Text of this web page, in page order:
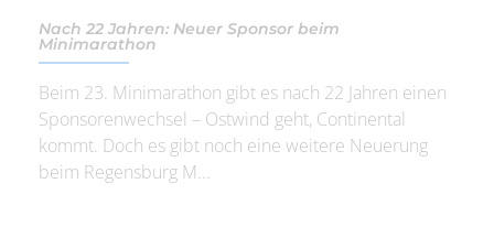
Nach 22 Jahren: Neuer Sponsor beim
Minimarathon
Beim 23. Minimarathon gibt es nach 22 Jahren einen
Sponsorenwechsel – Ostwind geht, Continental
kommt. Doch es gibt noch eine weitere Neuerung
beim Regensburg M...